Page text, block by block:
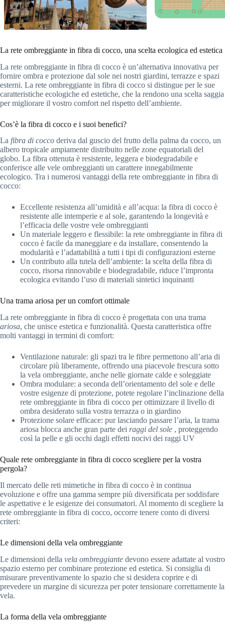
La rete ombreggiante in fibra di cocco, una scelta ecologica ed estetica
La rete ombreggiante in fibra di cocco è un’alternativa innovativa per
fornire ombra e protezione dal sole nei nostri giardini, terrazze e spazi
esterni. La rete ombreggiante in fibra di cocco si distingue per le sue
caratteristiche ecologiche ed estetiche, che la rendono una scelta saggia
per migliorare il vostro comfort nel rispetto dell’ambiente.
Cos’è la fibra di cocco e i suoi benefici?
La fibra di cocco deriva dal guscio del frutto della palma da cocco, un
albero tropicale ampiamente distribuito nelle zone equatoriali del
globo. La fibra ottenuta è resistente, leggera e biodegradabile e
conferisce alle vele ombreggianti un carattere innegabilmente
ecologico. Tra i numerosi vantaggi della rete ombreggiante in fibra di
cocco:
Eccellente resistenza all’umidità e all’acqua: la fibra di cocco è
resistente alle intemperie e al sole, garantendo la longevità e
l’efficacia delle vostre vele ombreggianti
Un materiale leggero e flessibile: la rete ombreggiante in fibra di
cocco è facile da maneggiare e da installare, consentendo la
modularità e l’adattabilità a tutti i tipi di configurazioni esterne
Un contributo alla tutela dell’ambiente: la scelta della fibra di
cocco, risorsa rinnovabile e biodegradabile, riduce l’impronta
ecologica evitando l’uso di materiali sintetici inquinanti
Una trama ariosa per un comfort ottimale
La rete ombreggiante in fibra di cocco è progettata con una trama
ariosa, che unisce estetica e funzionalità. Questa caratteristica offre
molti vantaggi in termini di comfort:
Ventilazione naturale: gli spazi tra le fibre permettono all’aria di
circolare più liberamente, offrendo una piacevole frescura sotto
la vela ombreggiante, anche nelle giornate calde e soleggiate
Ombra modulare: a seconda dell’orientamento del sole e delle
vostre esigenze di protezione, potete regolare l’inclinazione della
rete ombreggiante in fibra di cocco per ottimizzare il livello di
ombra desiderato sulla vostra terrazza o in giardino
Protezione solare efficace: pur lasciando passare l’aria, la trama
ariosa blocca anche gran parte dei raggi del sole , proteggendo
così la pelle e gli occhi dagli effetti nocivi dei raggi UV
Quale rete ombreggiante in fibra di cocco scegliere per la vostra
pergola?
Il mercato delle reti mimetiche in fibra di cocco è in continua
evoluzione e offre una gamma sempre più diversificata per soddisfare
le aspettative e le esigenze dei consumatori. Al momento di scegliere la
rete ombreggiante in fibra di cocco, occorre tenere conto di diversi
criteri:
Le dimensioni della vela ombreggiante
Le dimensioni della vela ombreggiante devono essere adattate al vostro
spazio esterno per combinare protezione ed estetica. Si consiglia di
misurare preventivamente lo spazio che si desidera coprire e di
prevedere un margine di sicurezza per poter tensionare correttamente la
vela.
La forma della vela ombreggiante